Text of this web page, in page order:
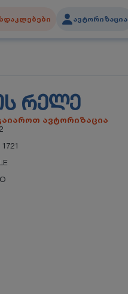
ავტორიზაცია
ᲠᲔᲚᲔ
ავტორიზაცია